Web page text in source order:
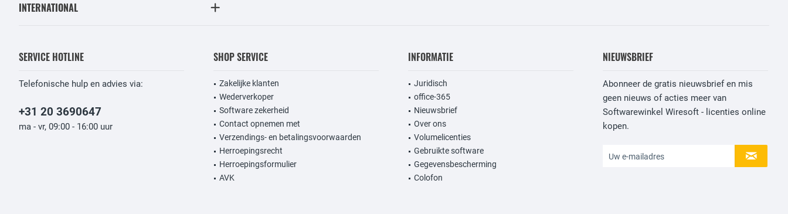
INTERNATIONAL
SERVICE HOTLINE
Telefonische hulp en advies via:
+31 20 3690647
ma - vr, 09:00 - 16:00 uur
SHOP SERVICE
Zakelijke klanten
Wederverkoper
Software zekerheid
Contact opnemen met
Verzendings- en betalingsvoorwaarden
Herroepingsrecht
Herroepingsformulier
AVK
INFORMATIE
Juridisch
office-365
Nieuwsbrief
Over ons
Volumelicenties
Gebruikte software
Gegevensbescherming
Colofon
NIEUWSBRIEF
Abonneer de gratis nieuwsbrief en mis
geen nieuws of acties meer van
Softwarewinkel Wiresoft - licenties online
kopen.